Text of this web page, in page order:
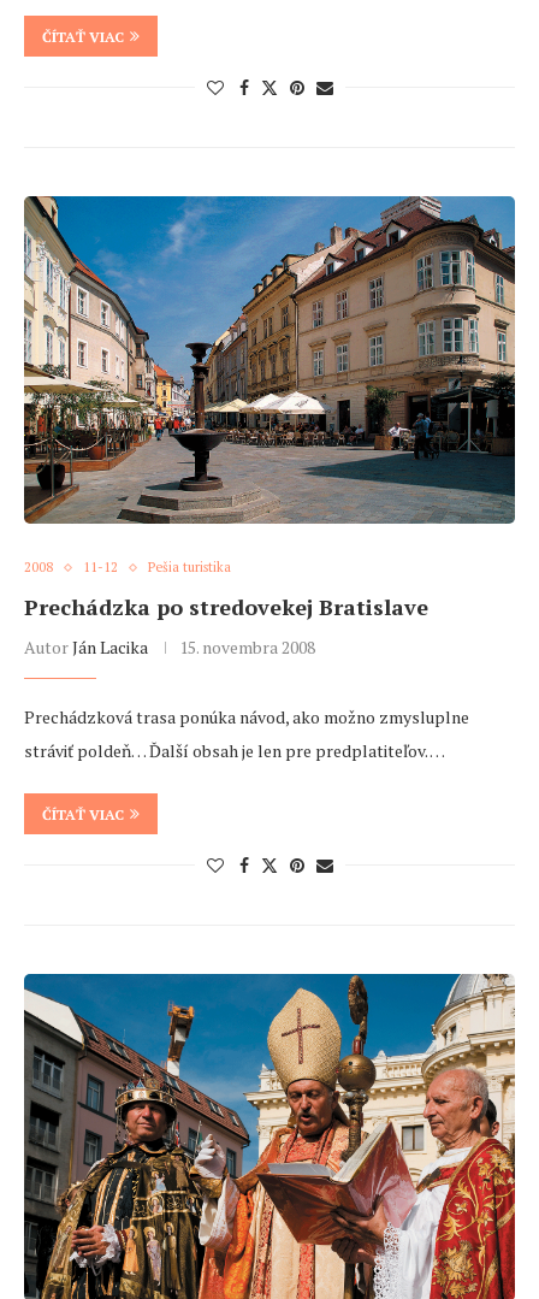
ČÍTAŤ VIAC
2008 11-12 Pešia turistika
Prechádzka po stredovekej Bratislave
AutorJán Lacika 15. novembra 2008
Prechádzková trasa ponúka návod, ako možno zmysluplne
stráviť poldeň… Ďalší obsah je len pre predplatiteľov. …
ČÍTAŤ VIAC